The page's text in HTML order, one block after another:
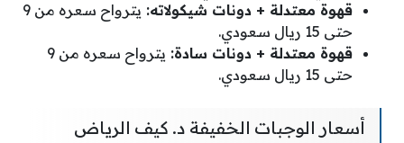
قهوة معتدلة + دونات شيكولاته:
يترواح سعره من 9
حتى 15 ريال سعودي.
قهوة معتدلة + دونات سادة:
يترواح سعره من 9
حتى 15 ريال سعودي.
أسعار الوجبات الخفيفة د. كيف الرياض